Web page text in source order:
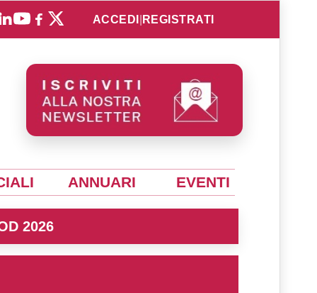
ACCEDI REGISTRATI
ANNUARI EVENTI
2026